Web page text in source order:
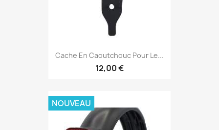
Cache En Caoutchouc Pour Le...
12,00 €
NOUVEAU